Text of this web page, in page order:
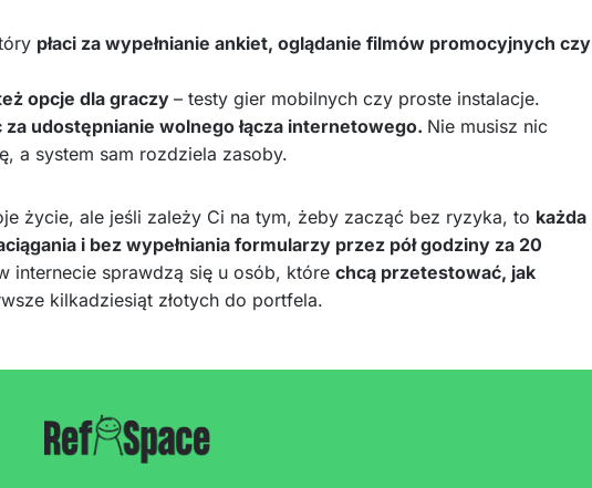
płaci za wypełnianie ankiet, oglądanie filmów promocyjnych czy
opcje dla graczy – testy gier mobilnych czy proste instalacje.
udostępnianie wolnego łącza internetowego. Nie musisz nic
a system sam rozdziela zasoby.
życie, ale jeśli zależy Ci na tym, żeby zacząć bez ryzyka, to każda
i bez wypełniania formularzy przez pół godziny za 20
internecie sprawdzą się u osób, które chcą przetestować, jak
kilkadziesiąt złotych do portfela.